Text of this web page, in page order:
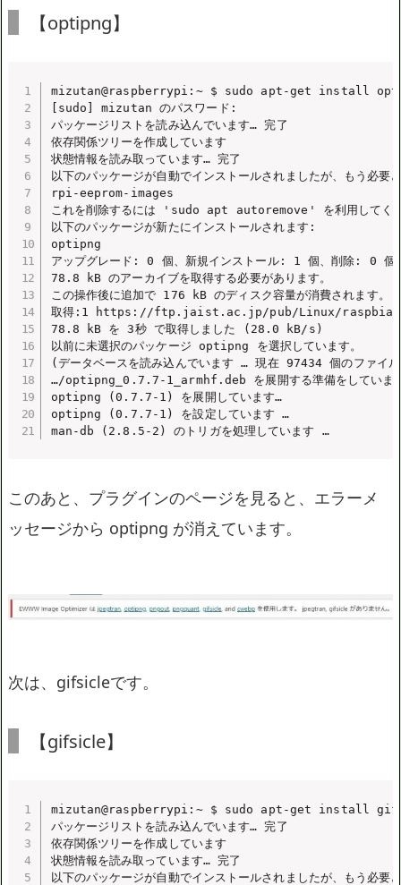
【optipng】
mizutan@raspberrypi:~ $ sudo apt-get install
[sudo] mizutan のパスワード:
パッケージリストを読み込んでいます… 完了
依存関係ツリーを作成しています
状態情報を読み取っています… 完了
以下のパッケージが自動でインストールされましたが、もう必要
rpi-eeprom-images
これを削除するには 'sudo apt autoremove' を利用してく
以下のパッケージが新たにインストールされます:
optipng
アップグレード: 0 個、新規インストール: 1 個、削除: 0
78.8 kB のアーカイブを取得する必要があります。
この操作後に追加で 176 kB のディスク容量が消費されます。
取得:1 https://ftp.jaist.ac.jp/pub/Linux/
78.8 kB を 3秒 で取得しました (28.0 kB/s)
以前に未選択のパッケージ optipng を選択しています。
(データベースを読み込んでいます … 現在 97434 個のファイ
…/optipng_0.7.7-1_armhf.deb を展開する準備をしていま
optipng (0.7.7-1) を展開しています…
optipng (0.7.7-1) を設定しています …
man-db (2.8.5-2) のトリガを処理しています …
このあと、プラグインのページを見ると、エラーメ
ッセージから optipng が消えています。
次は、gifsicleです。
【gifsicle】
mizutan@raspberrypi:~ $ sudo apt-get install
パッケージリストを読み込んでいます… 完了
依存関係ツリーを作成しています
状態情報を読み取っています… 完了
以下のパッケージが自動でインストールされましたが、もう必要